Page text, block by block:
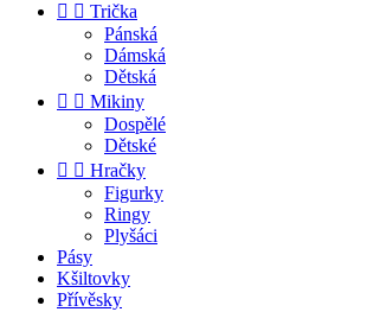
  Trička
Pánská
Dámská
Dětská
  Mikiny
Dospělé
Dětské
  Hračky
Figurky
Ringy
Plyšáci
Pásy
Kšiltovky
Přívěsky